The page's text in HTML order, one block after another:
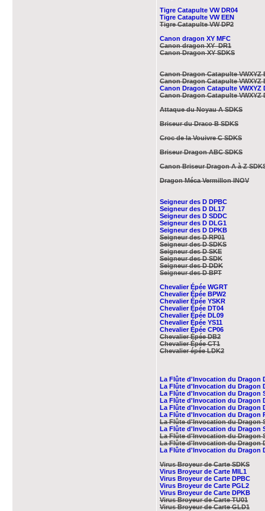
Tigre Catapulte VW DR04
Tigre Catapulte VW EEN
Tigre Catapulte VW DP2
Canon dragon XY MFC
Canon dragon XY DR1
Canon Dragon XY SDKS
Canon Dragon Catapulte VWXYZ
Canon Dragon Catapulte VWXYZ
Canon Dragon Catapulte VWXYZ
Canon Dragon Catapulte VWXYZ
Attaque du Noyau A SDKS
Briseur du Draco B SDKS
Croc de la Vouivre C SDKS
Briseur Dragon ABC SDKS
Canon Briseur Dragon A à Z
Dragon Méca Vermillon​ INOV
Seigneur des D DPBC
Seigneur des D DL17
Seigneur des D SDDC
Seigneur des D DLG1
Seigneur des D DPKB
Seigneur des D RP01
Seigneur des D SDKS
Seigneur des D SKE
Seigneur des D SDK
Seigneur des D DDK
Seigneur des D BPT
Chevalier Épée WGRT
Chevalier Épée BPW2
Chevalier Épée YSKR
Chevalier Épée DT04
Chevalier Épée DL09
Chevalier Épée YS11
Chevalier Épée CP06
Chevalier Épée DB2
Chevalier Épée CT1
Chevalier épée LDK2
La Flûte d'Invocation du Dragon
La Flûte d'Invocation du Dragon
La Flûte d'Invocation du Dragon
La Flûte d'Invocation du Dragon
La Flûte d'Invocation du Dragon
La Flûte d'Invocation du Dragon
La Flûte d'Invocation du Dragon
La Flûte d'Invocation du Dragon
La Flûte d'Invocation du Dragon
La Flûte d'Invocation du Dragon
La Flûte d'Invocation du Dragon
Virus Broyeur de Carte SDKS
Virus Broyeur de Carte MIL1
Virus Broyeur de Carte DPBC
Virus Broyeur de Carte PGL2
Virus Broyeur de Carte DPKB
Virus Broyeur de Carte TU01
Virus Broyeur de Carte GLD1